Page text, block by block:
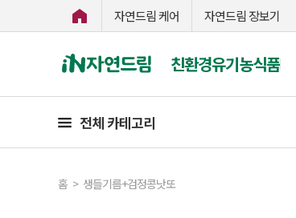
자연드림 케어 자연드림 장보기
친환경유기농식품
전체 카테고리
홈 > 생들기름+검정콩낫또